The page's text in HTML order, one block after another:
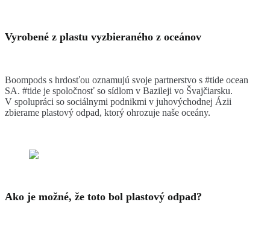
Vyrobené z plastu vyzbieraného z oceánov
Boompods s hrdosťou oznamujú svoje partnerstvo s #tide ocean
SA. #tide je spoločnosť so sídlom v Bazileji vo Švajčiarsku.
V spolupráci so sociálnymi podnikmi v juhovýchodnej Ázii
zbierame plastový odpad, ktorý ohrozuje naše oceány.
Ako je možné, že toto bol plastový odpad?